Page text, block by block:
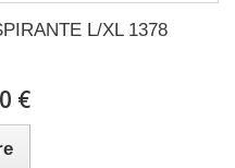
L/XL 1378
€